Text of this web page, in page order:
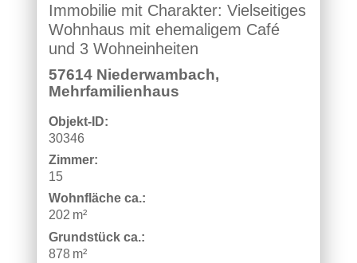
Immobilie mit Charakter: Vielseitiges
Wohnhaus mit ehemaligem Café
und 3 Wohneinheiten
57614 Niederwambach,
Mehrfamilienhaus
Objekt-ID:
30346
Zimmer:
15
Wohnfläche ca.:
202 m²
Grund­stück ca.:
878 m²